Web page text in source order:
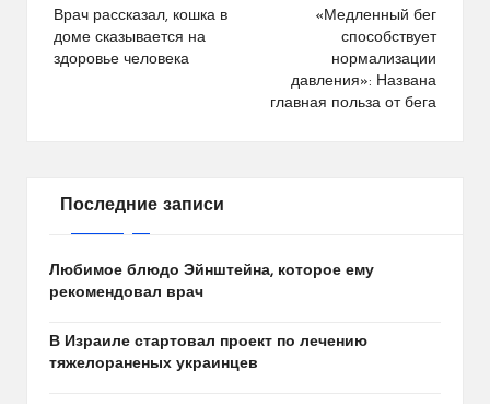
по
записям
Врач рассказал, кошка в
доме сказывается на
здоровье человека
«Медленный бег
способствует
нормализации
давления»: Названа
главная польза от бега
Последние записи
Любимое блюдо Эйнштейна, которое ему
рекомендовал врач
В Израиле стартовал проект по лечению
тяжелораненых украинцев